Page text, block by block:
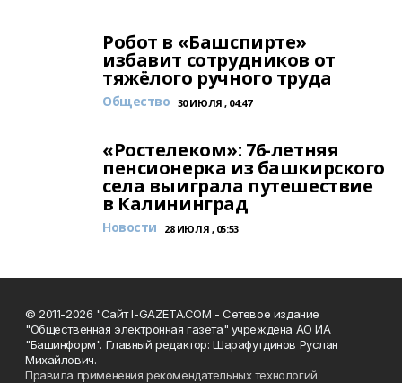
Робот в «Башспирте»
избавит сотрудников от
тяжёлого ручного труда
Общество 30 ИЮЛЯ , 04:47
«Ростелеком»: 76-летняя
пенсионерка из башкирского
села выиграла путешествие
в Калининград
Новости 28 ИЮЛЯ , 05:53
© 2011-2026 "Сайт I-GAZETA.COM - Сетевое издание
"Общественная электронная газета" учреждена АО ИА
"Башинформ". Главный редактор: Шарафутдинов Руслан
Михайлович.
Правила применения рекомендательных технологий